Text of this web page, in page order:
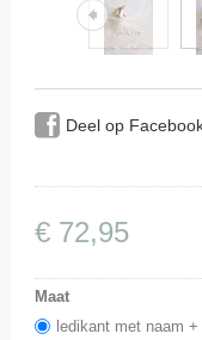
Deel op
€ 72,95
Maat
ledikant met naam